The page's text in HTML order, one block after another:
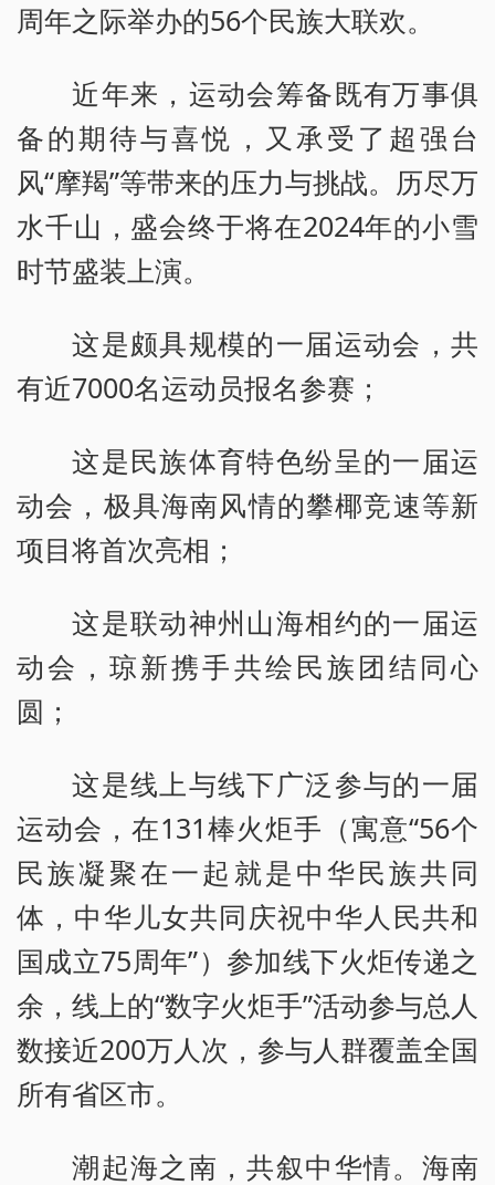
周年之际举办的56个民族大联欢。
近年来，运动会筹备既有万事俱
备的期待与喜悦，又承受了超强台
风“摩羯”等带来的压力与挑战。历尽万
水千山，盛会终于将在2024年的小雪
时节盛装上演。
这是颇具规模的一届运动会，共
有近7000名运动员报名参赛；
这是民族体育特色纷呈的一届运
动会，极具海南风情的攀椰竞速等新
项目将首次亮相；
这是联动神州山海相约的一届运
动会，琼新携手共绘民族团结同心
圆；
这是线上与线下广泛参与的一届
运动会，在131棒火炬手（寓意“56个
民族凝聚在一起就是中华民族共同
体，中华儿女共同庆祝中华人民共和
国成立75周年”）参加线下火炬传递之
余，线上的“数字火炬手”活动参与总人
数接近200万人次，参与人群覆盖全国
所有省区市。
潮起海之南，共叙中华情。海南